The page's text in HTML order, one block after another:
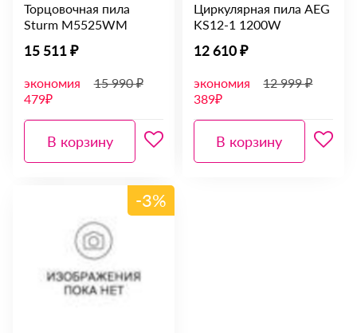
Торцовочная пила
Sturm M5525WM
15 511 ₽
экономия
479₽
15 990 ₽
В корзину
Циркулярная пила AEG
KS12-1 1200W
12 610 ₽
экономия
389₽
12 999 ₽
В корзину
-3%